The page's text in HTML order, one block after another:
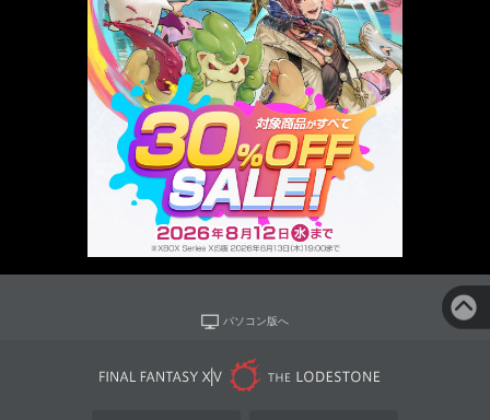
パソコン版へ